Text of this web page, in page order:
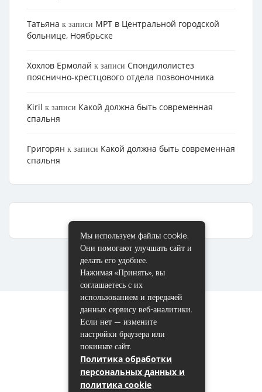
Татьяна к записи МРТ в Центральной городской
больнице, Ноябрьске
Хохлов Ермолай к записи Cпондилолистез
пояснично-крестцового отдела позвоночника
Kiril к записи Какой должна быть современная
спальня
Григорян к записи Какой должна быть современная
спальня
Мы используем файлы cookie.
Они помогают улучшать сайт и
делать его удобнее.
Нажимая «Принять», вы
соглашаетесь с их
использованием и передачей
данных сервису веб-аналитики.
Если нет — измените
настройки браузера или
покиньте сайт.
Политика обработки
персональных данных и
политика cookie